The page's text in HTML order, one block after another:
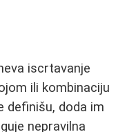
iscrtavanje
ili kombinaciju
definišu, doda im
nepravilna